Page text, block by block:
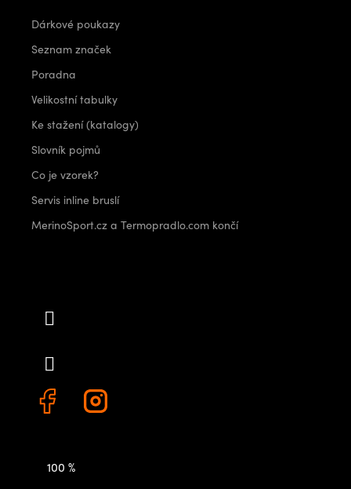
Dárkové poukazy
Seznam značek
Poradna
Velikostní tabulky
Ke stažení (katalogy)
Slovník pojmů
Co je vzorek?
Servis inline bruslí
MerinoSport.cz a Termopradlo.com končí
100 %